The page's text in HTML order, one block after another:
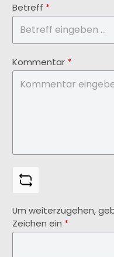
Betreff *
Kommentar *
Um weiterzugehen,
Zeichen ein *